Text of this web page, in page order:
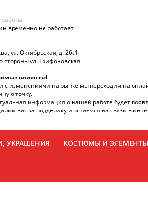
временно не работает
ул. Октябрьская, д. 26с1
стороны ул. Трифоновская
клиенты!
с изменениями на рынке мы переходим на
точку.
информация о нашей работе будет
вас за поддержку и остаёмся на связи в
УКРАШЕНИЯ КОСТЮМЫ И